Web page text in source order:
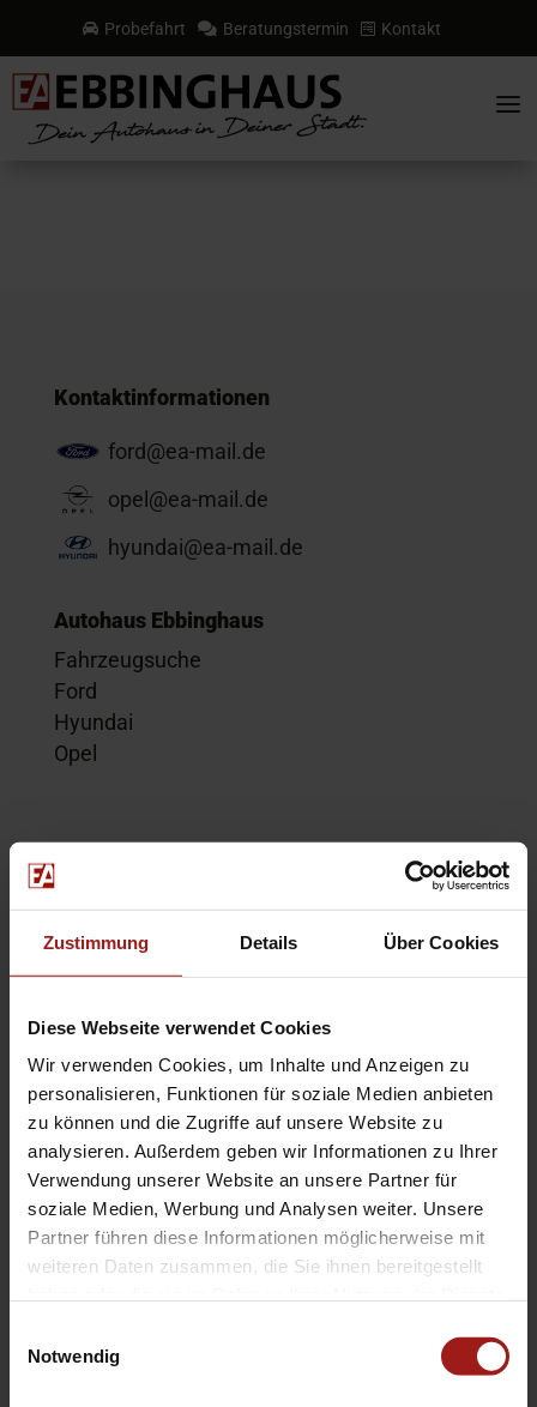
Zustimmung Details Über Cookies
Diese Webseite verwendet Cookies
Wir verwenden Cookies, um Inhalte und Anzeigen zu
personalisieren, Funktionen für soziale Medien anbieten
zu können und die Zugriffe auf unsere Website zu
analysieren. Außerdem geben wir Informationen zu Ihrer
Verwendung unserer Website an unsere Partner für
soziale Medien, Werbung und Analysen weiter. Unsere
Partner führen diese Informationen möglicherweise mit
weiteren Daten zusammen, die Sie ihnen bereitgestellt
Notwendig
 Probefahrt  Beratungstermin  Kontakt
a
Kontaktinformationen
ford@ea-mail.de
opel@ea-mail.de
hyundai@ea-mail.de
Autohaus Ebbinghaus
Fahrzeugsuche
Ford
Hyundai
Opel
Kontakt
Probefahrt
Service-Termin
EA Standorte
Ebbinghaus am Flughafen – Dortmund Sölde
Ebbinghaus am Tierpark – Dortmund Kirchhörde
Ebbinghaus Autozentrum – Dortmund Dorstfeld
Ebbinghaus Ford Store – Bochum
Ebbinghaus in Hamm
Ebbinghaus in Kamen
Ebbinghaus in Unna